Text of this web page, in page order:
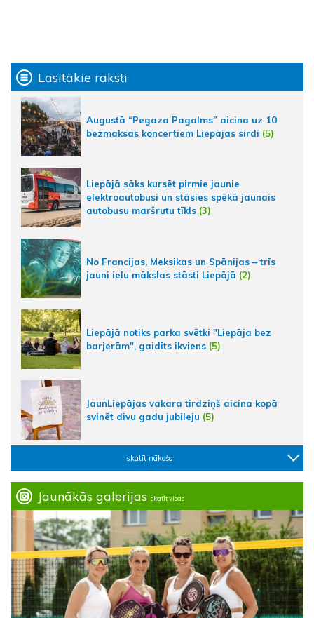
Lasītākie raksti
Augustā “Pegaza Pagalms” aicina uz 10
bezmaksas koncertiem Liepājas sirdī (5)
Liepājā sāks kursēt pirmie jaunie
elektroautobusi un stāsies spēkā jaunais
autobusu maršrutu tīkls (3)
No Francijas, Meksikas un Spānijas – trīs
jauni ielu mākslas stāsti Liepājā (2)
Liepājā notiks parka svētki "Liepāja bez
barjerām", gaidīts ikviens (5)
JaunLiepājas vakara tirdziņš aicina kopā
svinēt divu gadu jubileju (5)
skatīt nākošo
Jaunākās galerijas skatīt visas